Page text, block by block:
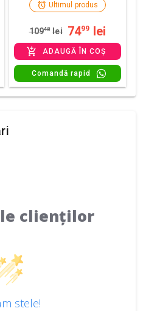
Ultimul produs
10948 lei 7499 lei
ADAUGĂ ÎN COȘ
Comandă rapid
clienților
stele!